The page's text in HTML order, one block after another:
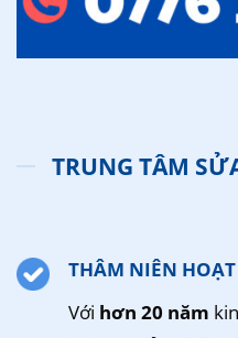
TRUNG TÂM
THÂM NIÊN
Với hơn 20 năm